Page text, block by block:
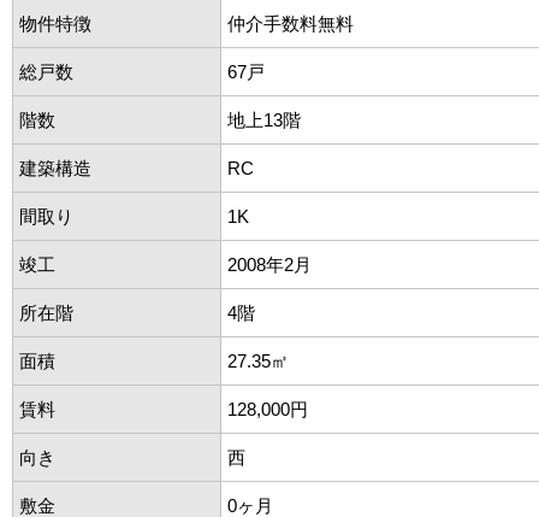
物件特徴 仲介手数料無料
総戸数 67戸
階数 地上13階
建築構造 RC
間取り 1K
竣工 2008年2月
所在階 4階
面積 27.35㎡
賃料 128,000円
向き 西
敷金 0ヶ月